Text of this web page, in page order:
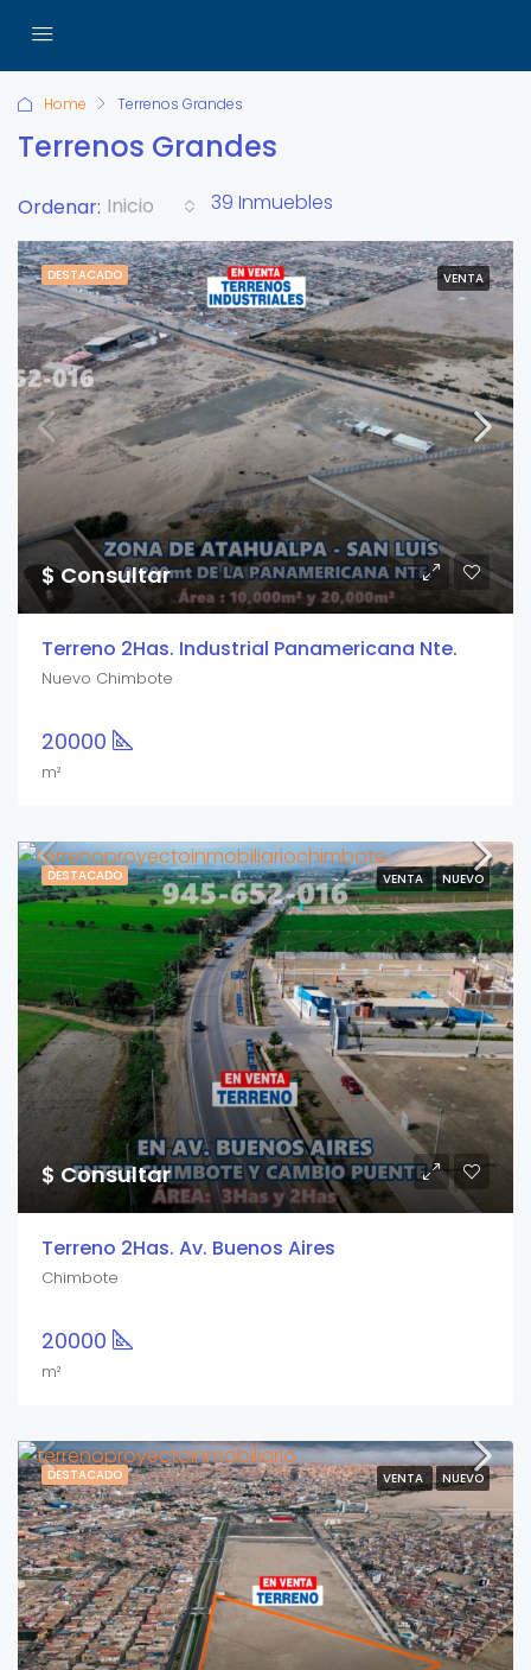
Home Terrenos Grandes
Terrenos Grandes
39 Inmuebles
Ordenar: Inicio
DESTACADO VENTA
$ Consultar
Terreno 2Has. Industrial Panamericana Nte.
Nuevo Chimbote
20000
m²
DESTACADO VENTA NUEVO
$ Consultar
Terreno 2Has. Av. Buenos Aires
Chimbote
20000
m²
DESTACADO VENTA NUEVO